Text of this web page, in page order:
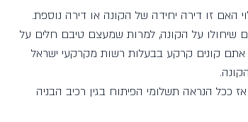
האם זו דירה יחידה של הקונה או דירה נוספת.
שיחולו על הקונה, למרות שמעצם טיבם חלים על
קונים קרקע בבעלות רשות מקרקעי ישראל
ככל הנראה תשלומי הפיתוח בגין רכיב הבניה